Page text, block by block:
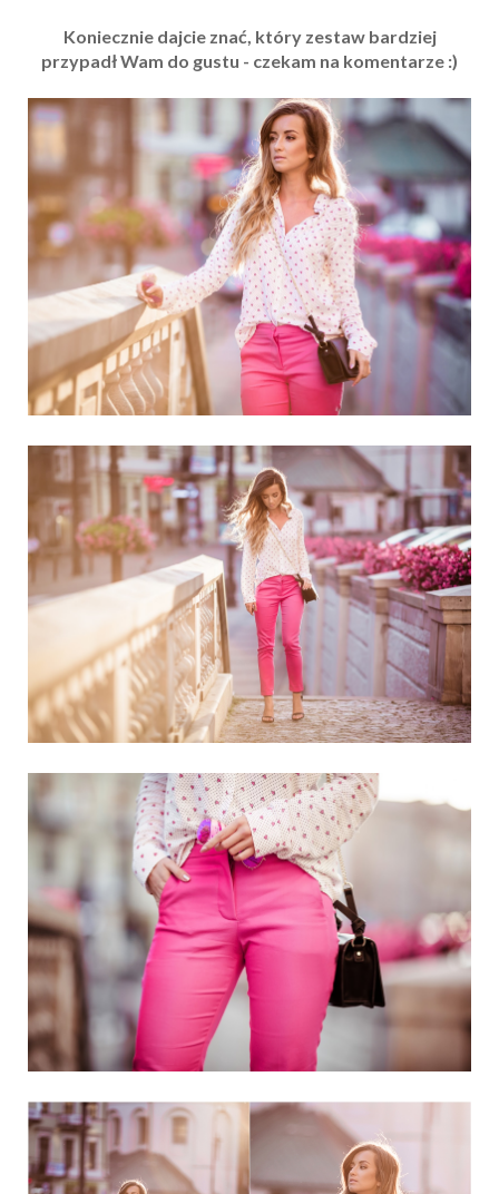
Koniecznie dajcie znać, który zestaw bardziej
przypadł Wam do gustu - czekam na komentarze :)